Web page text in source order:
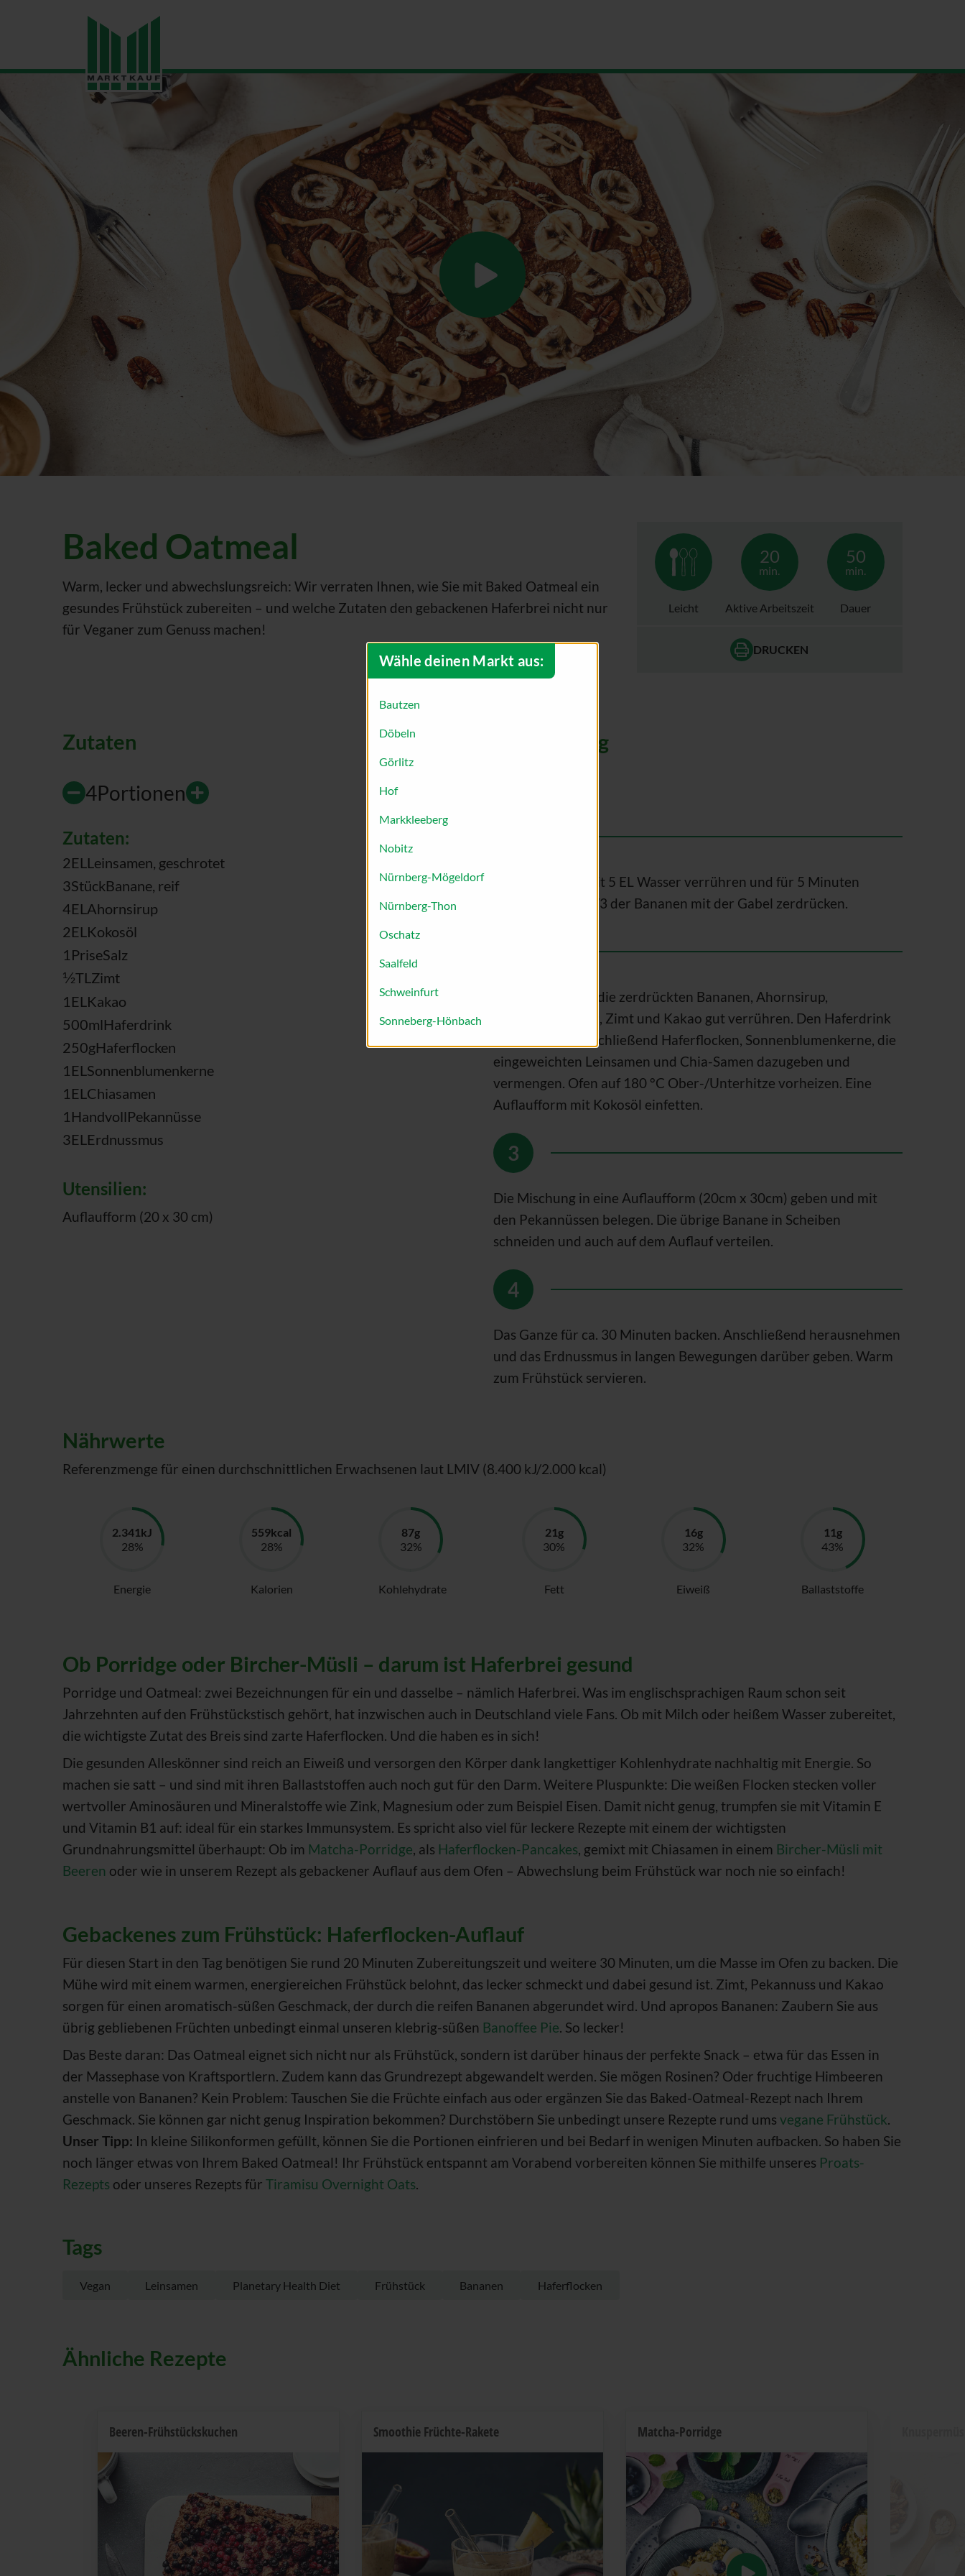
Baked Oatmeal
Warm, lecker und abwechslungsreich: Wir verraten Ihnen, wie Sie mit Baked Oatmeal ein
gesundes Frühstück zubereiten – und welche Zutaten den gebackenen Haferbrei nicht nur
für Veganer zum Genuss machen!
Leicht
20
min.
Aktive Arbeitszeit
50
min.
Dauer
DRUCKEN
Zutaten
4Portionen
Zutaten:
2EL Leinsamen, geschrotet
3StückBanane, reif
4EL Ahornsirup
2EL Kokosöl
1 PriseSalz
1/2TL Zimt
1 EL Kakao
500mlHaferdrink
250gHaferflocken
1 EL Sonnenblumenkerne
1 EL Chiasamen
1 HandvollPekannüsse
3EL Erdnussmus
Utensilien:
Auflaufform (20 x 30 cm)
Zubereitung
Die Leinsamen mit 5 EL Wasser verrühren und für 5 Minuten
beiseitestellen. 2/3 der Bananen mit der Gabel zerdrücken.
In einer Schüssel die zerdrückten Bananen, Ahornsirup,
Kokosnussöl, Salz, Zimt und Kakao gut verrühren. Den Haferdrink
unterrühren. Anschließend Haferflocken, Sonnenblumenkerne, die
eingeweichten Leinsamen und Chia-Samen dazugeben und
vermengen. Ofen auf 180 °C Ober-/Unterhitze vorheizen. Eine
Auflaufform mit Kokosöl einfetten.
Die Mischung in eine Auflaufform (20cm x 30cm) geben und mit
den Pekannüssen belegen. Die übrige Banane in Scheiben
schneiden und auch auf dem Auflauf verteilen.
Das Ganze für ca. 30 Minuten backen. Anschließend herausnehmen
und das Erdnussmus in langen Bewegungen darüber geben. Warm
zum Frühstück servieren.
Nährwerte
Referenzmenge für einen durchschnittlichen Erwachsenen laut LMIV (8.400 kJ/2.000 kcal)
Energie Kalorien Kohlehydrate Fett Eiweiß Ballaststoffe
Ob Porridge oder Bircher-Müsli – darum ist Haferbrei gesund
Porridge und Oatmeal: zwei Bezeichnungen für ein und dasselbe – nämlich Haferbrei. Was im englischsprachigen Raum schon seit
Jahrzehnten auf den Frühstückstisch gehört, hat inzwischen auch in Deutschland viele Fans. Ob mit Milch oder heißem Wasser zubereitet,
die wichtigste Zutat des Breis sind zarte Haferflocken. Und die haben es in sich!
Die gesunden Alleskönner sind reich an Eiweiß und versorgen den Körper dank langkettiger Kohlenhydrate nachhaltig mit Energie. So
machen sie satt – und sind mit ihren Ballaststoffen auch noch gut für den Darm. Weitere Pluspunkte: Die weißen Flocken stecken voller
wertvoller Aminosäuren und Mineralstoffe wie Zink, Magnesium oder zum Beispiel Eisen. Damit nicht genug, trumpfen sie mit Vitamin E
und Vitamin B1 auf: ideal für ein starkes Immunsystem. Es spricht also viel für leckere Rezepte mit einem der wichtigsten
Grundnahrungsmittel überhaupt: Ob im Matcha-Porridge , als Haferflocken-Pancakes , gemixt mit Chiasamen in einem Bircher-Müsli mit
Beeren oder wie in unserem Rezept als gebackener Auflauf aus dem Ofen – Abwechslung beim Frühstück war noch nie so einfach!
Gebackenes zum Frühstück: Haferflocken-Auflauf
Für diesen Start in den Tag benötigen Sie rund 20 Minuten Zubereitungszeit und weitere 30 Minuten, um die Masse im Ofen zu backen. Die
Mühe wird mit einem warmen, energiereichen Frühstück belohnt, das lecker schmeckt und dabei gesund ist. Zimt, Pekannuss und Kakao
sorgen für einen aromatisch-süßen Geschmack, der durch die reifen Bananen abgerundet wird. Und apropos Bananen: Zaubern Sie aus
übrig gebliebenen Früchten unbedingt einmal unseren klebrig-süßen Banoffee Pie . So lecker!
Das Beste daran: Das Oatmeal eignet sich nicht nur als Frühstück, sondern ist darüber hinaus der perfekte Snack – etwa für das Essen in
der Massephase von Kraftsportlern. Zudem kann das Grundrezept abgewandelt werden. Sie mögen Rosinen? Oder fruchtige Himbeeren
anstelle von Bananen? Kein Problem: Tauschen Sie die Früchte einfach aus oder ergänzen Sie das Baked-Oatmeal-Rezept nach Ihrem
Geschmack. Sie können gar nicht genug Inspiration bekommen? Durchstöbern Sie unbedingt unsere Rezepte rund ums vegane Frühstück
Unser Tipp: In kleine Silikonformen gefüllt, können Sie die Portionen einfrieren und bei Bedarf in wenigen Minuten aufbacken. So haben Sie
noch länger etwas von Ihrem Baked Oatmeal! Ihr Frühstück entspannt am Vorabend vorbereiten können Sie mithilfe unseres Proats-
Rezepts oder unseres Rezepts für Tiramisu Overnight Oats
Tags
Vegan Leinsamen Planetary Health Diet Frühstück Bananen Haferflocken
Ähnliche Rezepte
Beeren-Frühstückskuchen Smoothie Früchte-Rakete Matcha-Porridge
Wähle deinen Markt aus:
Bautzen
Döbeln
Görlitz
Hof
Markkleeberg
Nobitz
Nürnberg-Mögeldorf
Nürnberg-Thon
Oschatz
Saalfeld
Schweinfurt
Sonneberg-Hönbach